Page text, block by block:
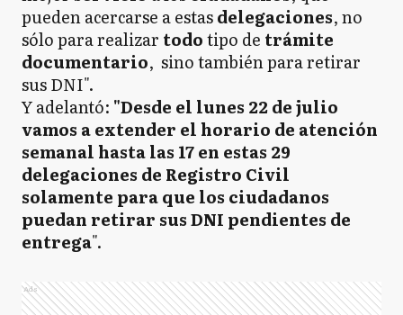
pueden acercarse a estasdelegaciones, no
sólo para realizar todotipo de trámite
documentario, sino también para retirar
sus DNI".
Y adelantó: "Desde el lunes 22 de julio
vamos a extender el horario de atención
semanal hasta las 17 en estas 29
delegaciones de Registro Civil
solamente para que los ciudadanos
puedan retirar sus DNI pendientes de
entrega".
Ads